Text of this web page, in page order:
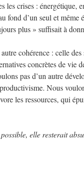
les crises : énergétique,
fond d’un seul et même
plus » suffisait à
cohérence : celle
concrètes de vie
pas d’un autre
Nous
les ressources, qui
elle resterait